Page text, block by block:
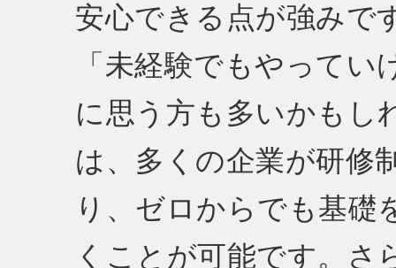
安心できる点が強みで
「未経験でもやって
に思う方も多いかもし
は、多くの企業が研修
り、ゼロからでも基礎
くことが可能です。さ